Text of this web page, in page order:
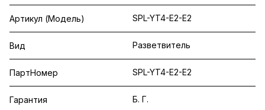
Артикул (Модель) SPL-YT4-E2-E2
Вид Разветвитель
ПартНомер SPL-YT4-E2-E2
Гарантия Б. Г.